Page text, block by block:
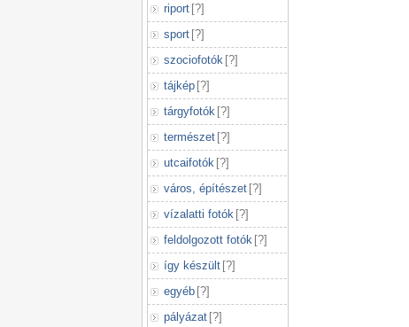
riport [?]
sport [?]
szociofotók [?]
tájkép [?]
tárgyfotók [?]
természet [?]
utcaifotók [?]
város, építészet [?]
vízalatti fotók [?]
feldolgozott fotók [?]
így készült [?]
egyéb [?]
pályázat [?]